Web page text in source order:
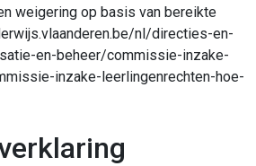
weigering op basis van bereikte
nl/directies-en-
en-beheer/commissie-inzake-
inzake-leerlingenrechten-hoe-